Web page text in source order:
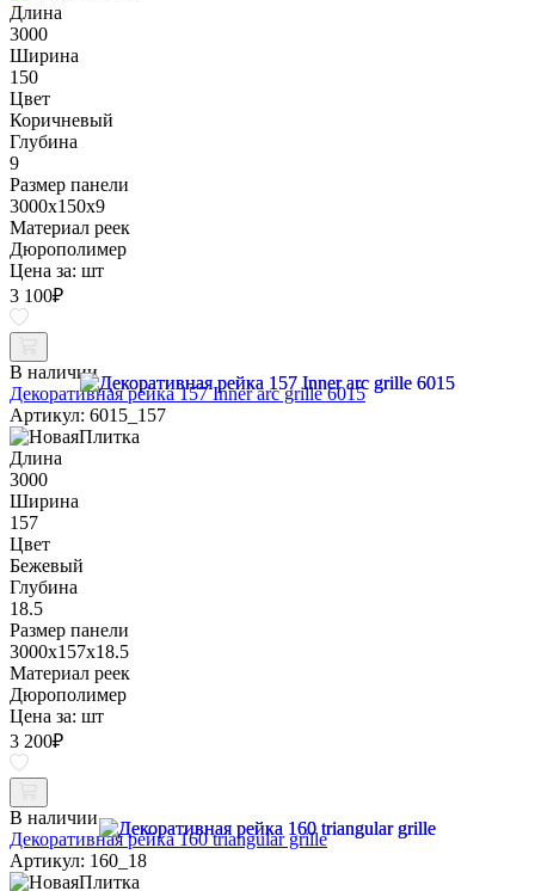
Длина
3000
Ширина
150
Цвет
Коричневый
Глубина
9
Размер панели
3000x150x9
Материал реек
Дюрополимер
Цена за: шт
3 100₽
В наличии
Декоративная рейка 157 Inner arc grille 6015
Артикул: 6015_157
Длина
3000
Ширина
157
Цвет
Бежевый
Глубина
18.5
Размер панели
3000x157x18.5
Материал реек
Дюрополимер
Цена за: шт
3 200₽
В наличии
Декоративная рейка 160 triangular grille
Артикул: 160_18